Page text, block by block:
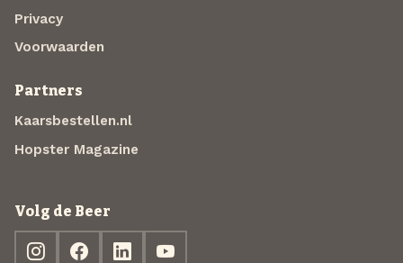
Privacy
Voorwaarden
Partners
Kaarsbestellen.nl
Hopster Magazine
Volg de Beer